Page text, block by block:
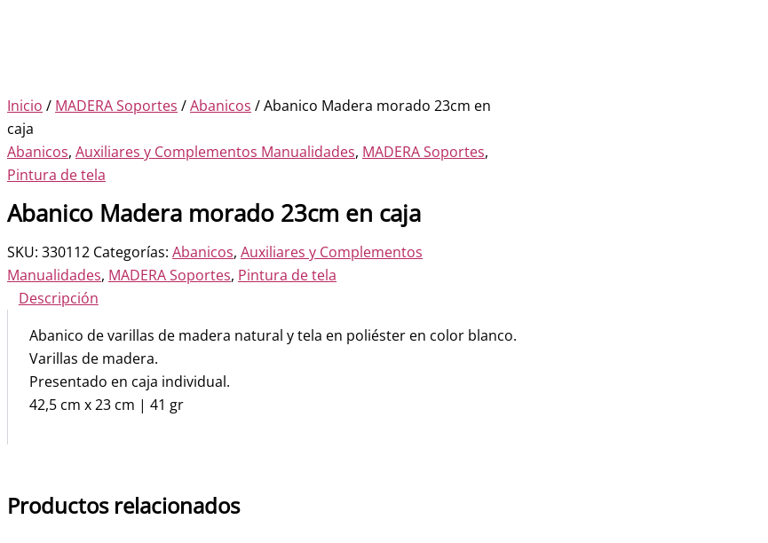
Inicio / MADERA Soportes /Abanicos / Abanico Madera morado 23cm en
caja
Abanicos, Auxiliares y Complementos Manualidades, MADERA Soportes,
Pintura de tela
Abanico Madera morado 23cm en caja
SKU: 330112 Categorías: Abanicos, Auxiliares y Complementos
Manualidades, MADERA Soportes, Pintura de tela
Descripción
Abanico de varillas de madera natural y tela en poliéster en color blanco.
Varillas de madera.
Presentado en caja individual.
42,5 cm x 23 cm | 41 gr
Productos relacionados